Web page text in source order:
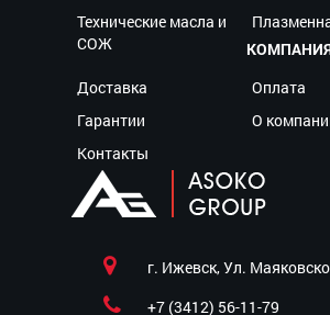
Технические масла и
СОЖ
Доставка
Оплата
Гарантии
О
Контакты
г. Ижевск, Ул.
+7 (3412) 56-11-79